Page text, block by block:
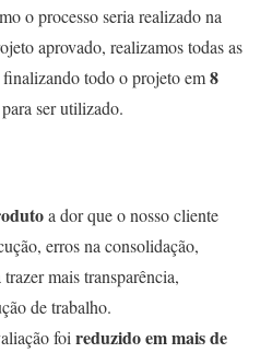
o processo seria realizado na
aprovado, realizamos todas as
finalizando todo o projeto em8
ser utilizado.
a dor que o nosso cliente
erros na consolidação,
mais transparência,
de trabalho.
foi reduzido em mais de